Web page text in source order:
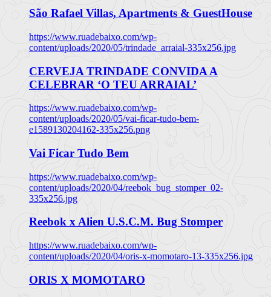
São Rafael Villas, Apartments & GuestHouse
https://www.ruadebaixo.com/wp-
content/uploads/2020/05/trindade_arraial-335x256.jpg
CERVEJA TRINDADE CONVIDA A
CELEBRAR ‘O TEU ARRAIAL’
https://www.ruadebaixo.com/wp-
content/uploads/2020/05/vai-ficar-tudo-bem-
e1589130204162-335x256.png
Vai Ficar Tudo Bem
https://www.ruadebaixo.com/wp-
content/uploads/2020/04/reebok_bug_stomper_02-
335x256.jpg
Reebok x Alien U.S.C.M. Bug Stomper
https://www.ruadebaixo.com/wp-
content/uploads/2020/04/oris-x-momotaro-13-335x256.jpg
ORIS X MOMOTARO